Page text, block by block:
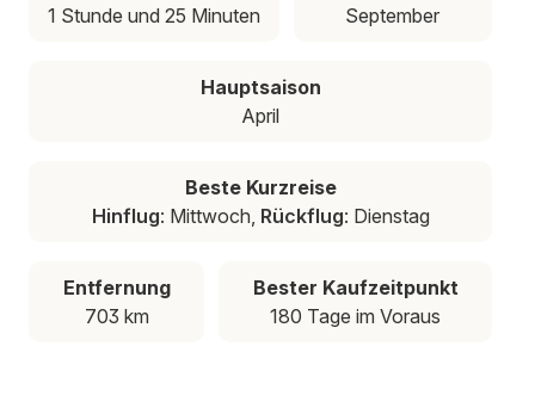
1 Stunde und 25 Minuten
September
Hauptsaison
April
Beste Kurzreise
Hinflug: Mittwoch, Rückflug: Dienstag
Entfernung
703 km
Bester Kaufzeitpunkt
180 Tage im Voraus